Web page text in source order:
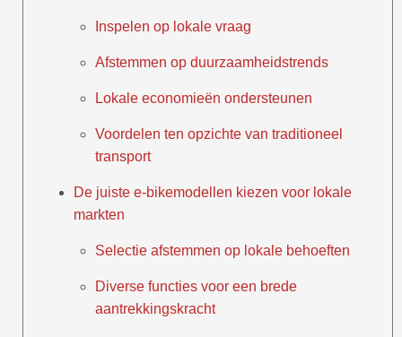
Inspelen op lokale vraag
Afstemmen op duurzaamheidstrends
Lokale economieën ondersteunen
Voordelen ten opzichte van traditioneel
transport
De juiste e-bikemodellen kiezen voor lokale
markten
Selectie afstemmen op lokale behoeften
Diverse functies voor een brede
aantrekkingskracht